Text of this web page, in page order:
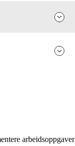
arbeidsoppgaver